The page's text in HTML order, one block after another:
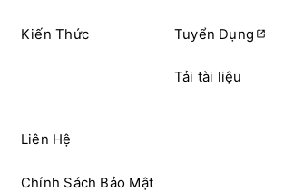
Kiến Thức Tuyển Dụng
Tải tài liệu
Liên Hệ
Chính Sách Bảo Mật